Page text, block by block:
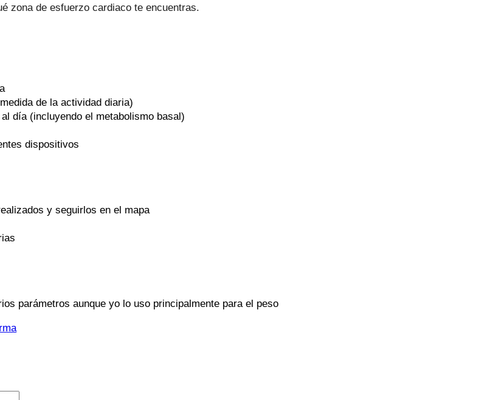
zona de esfuerzo cardiaco te encuentras.
de la actividad diaria)
día (incluyendo el metabolismo basal)
dispositivos
y seguirlos en el mapa
parámetros aunque yo lo uso principalmente para el peso